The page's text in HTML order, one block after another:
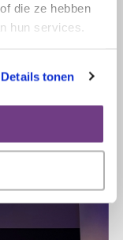
die ze hebben
hun services.
Details tonen